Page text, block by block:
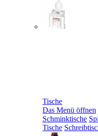
Tische
Das Menü öffnen
Schminktische
Tische